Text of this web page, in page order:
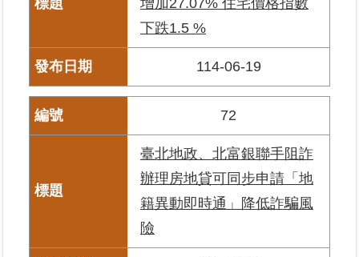
舉
地
政
問
雙
語
下跌1.5 %
114-06-19
72
臺北地政、北富銀聯手阻詐
辦理房地貸可同步申請「地
籍異動即時通」降低詐騙風
險